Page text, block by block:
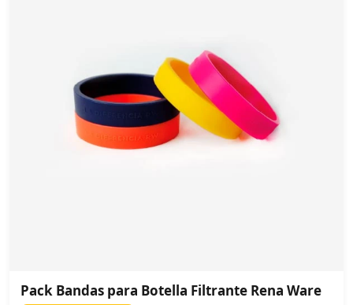
Pack Bandas para Botella Filtrante Rena Ware